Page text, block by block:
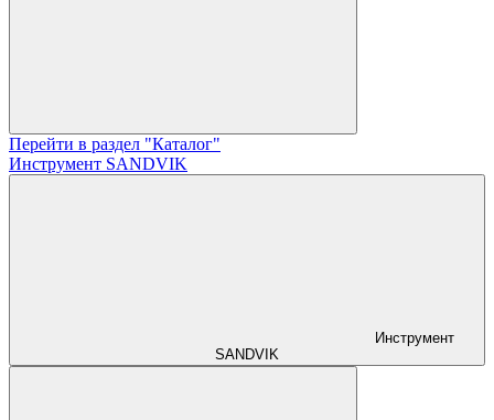
Перейти в раздел "Каталог"
Инструмент SANDVIK
Инструмент
SANDVIK